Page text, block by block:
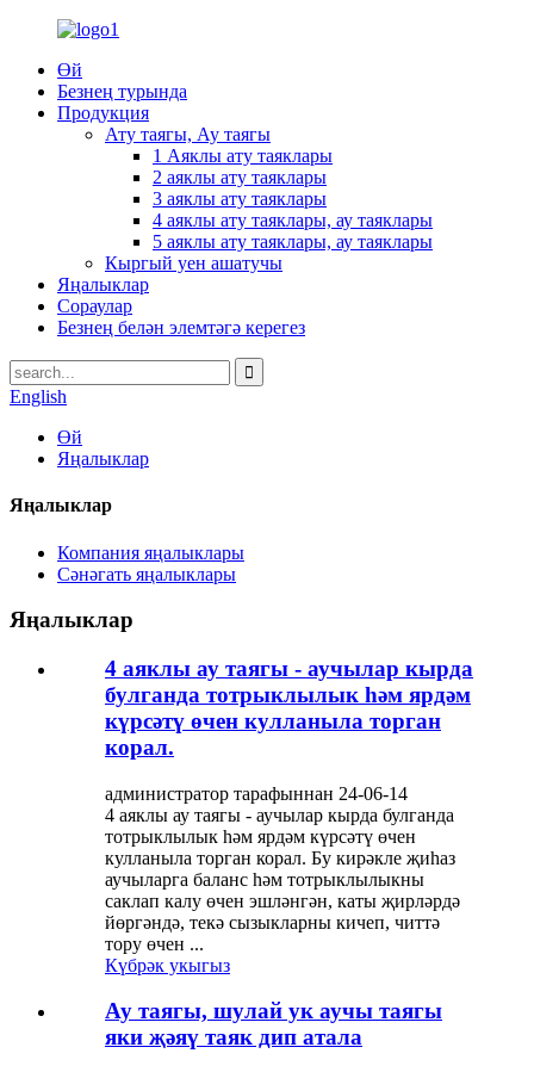
Өй
Безнең турында
Продукция
Ату таягы, Ау таягы
1 Аяклы ату таяклары
2 аяклы ату таяклары
3 аяклы ату таяклары
4 аяклы ату таяклары, ау таяклары
5 аяклы ату таяклары, ау таяклары
Кыргый уен ашатучы
Яңалыклар
Сораулар
Безнең белән элемтәгә керегез
English
Өй
Яңалыклар
Яңалыклар
Компания яңалыклары
Сәнәгать яңалыклары
Яңалыклар
4 аяклы ау таягы - аучылар кырда
булганда тотрыклылык һәм ярдәм
күрсәтү өчен кулланыла торган
корал.
администратор тарафыннан 24-06-14
4 аяклы ау таягы - аучылар кырда булганда
тотрыклылык һәм ярдәм күрсәтү өчен
кулланыла торган корал. Бу кирәкле җиһаз
аучыларга баланс һәм тотрыклылыкны
саклап калу өчен эшләнгән, каты җирләрдә
йөргәндә, текә сызыкларны кичеп, читтә
тору өчен ...
Күбрәк укыгыз
Ау таягы, шулай ук ​​аучы таягы
яки җәяү таяк дип атала